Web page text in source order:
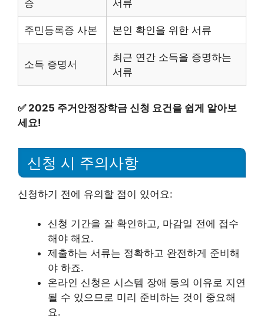
증
서류
주민등록증 사본 본인 확인을 위한 서류
소득 증명서
최근 연간 소득을 증명하는
서류
✅ 2025 주거안정장학금 신청 요건을 쉽게 알아보
세요!
신청 시 주의사항
신청하기 전에 유의할 점이 있어요:
신청 기간을 잘 확인하고, 마감일 전에 접수
해야 해요.
제출하는 서류는 정확하고 완전하게 준비해
야 하죠.
온라인 신청은 시스템 장애 등의 이유로 지연
될 수 있으므로 미리 준비하는 것이 중요해
요.